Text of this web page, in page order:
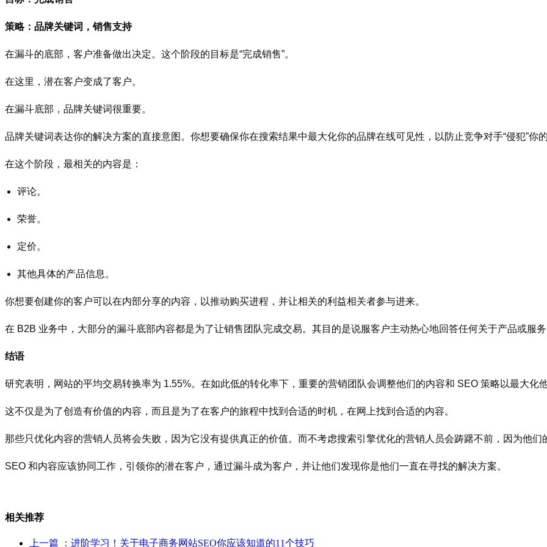
策略：品牌关键词，销售支持
在漏斗的底部，客户准备做出决定。这个阶段的目标是“完成销售”。
在这里，潜在客户变成了客户。
在漏斗底部，品牌关键词很重要。
品牌关键词表达你的解决方案的直接意图。你想要确保你在搜索结果中最大化你的品牌在线可见性，以防止竞争对手“侵犯”你的
在这个阶段，最相关的内容是：
评论。
荣誉。
定价。
其他具体的产品信息。
你想要创建你的客户可以在内部分享的内容，以推动购买进程，并让相关的利益相关者参与进来。
在 B2B 业务中，大部分的漏斗底部内容都是为了让销售团队完成交易。其目的是说服客户主动热心地回答任何关于产品或服
结语
研究表明，网站的平均交易转换率为 1.55%。在如此低的转化率下，重要的营销团队会调整他们的内容和 SEO 策略以最大化他
这不仅是为了创造有价值的内容，而且是为了在客户的旅程中找到合适的时机，在网上找到合适的内容。
那些只优化内容的营销人员将会失败，因为它没有提供真正的价值。而不考虑搜索引擎优化的营销人员会踌躇不前，因为他们
SEO 和内容应该协同工作，引领你的潜在客户，通过漏斗成为客户，并让他们发现你是他们一直在寻找的解决方案。
相关推荐
上一篇 ：进阶学习！关于电子商务网站SEO你应该知道的11个技巧